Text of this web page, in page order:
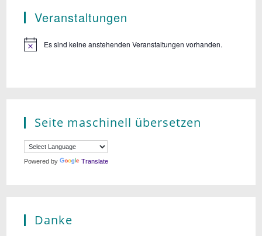
Veranstaltungen
Es sind keine anstehenden Veranstaltungen vorhanden.
Seite maschinell übersetzen
Powered by Translate
Danke